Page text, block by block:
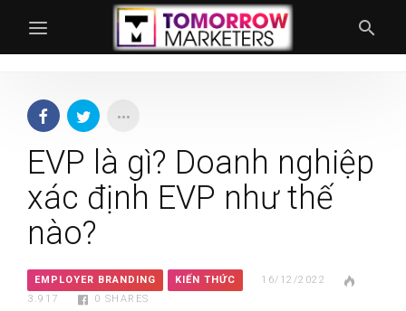
EVP là gì? Doanh nghiệp
xác định EVP như thế
nào?
EMPLOYER BRANDING KIẾN THỨC
16/12/2022
3.917
0 SHARES